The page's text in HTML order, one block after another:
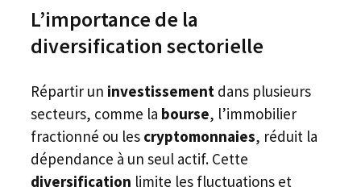
L’importance de la
diversification sectorielle
Répartir un investissement dans plusieurs
secteurs, comme la bourse, l’immobilier
fractionné ou les cryptomonnaies, réduit la
dépendance à un seul actif. Cette
diversification limite les fluctuations et